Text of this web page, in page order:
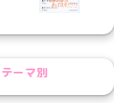
テーマ別